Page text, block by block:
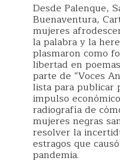
Desde Palenque,
Buenaventura,
mujeres
la palabra y la
plasmaron como
libertad en
parte de “Voces
lista para publicar
impulso
radiografía de
mujeres negras
resolver la
estragos que
pandemia.